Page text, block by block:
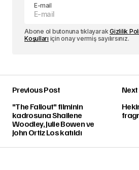
E-mail
Abone ol butonuna tıklayarakGizlilik
Koşulları için onay vermiş sayılırsınız.
Previous Post
"The Fallout" filminin
kadrosuna Shailene
Woodley, Julie Bowen ve
John Ortiz Los katıldı